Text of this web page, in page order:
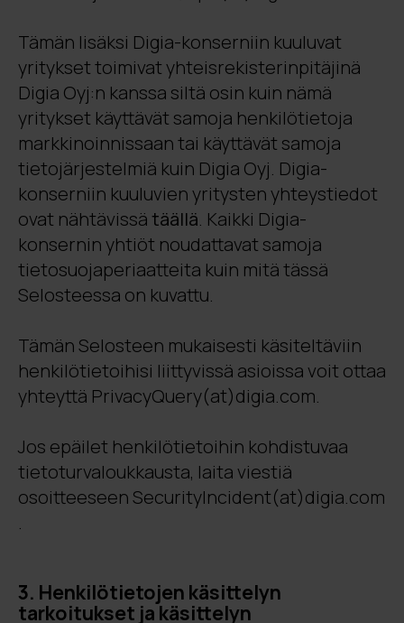
Tämän lisäksi Digia-konserniin kuuluvat
yritykset toimivat yhteisrekisterinpitäjinä
Digia Oyj:n kanssa siltä osin kuin nämä
yritykset käyttävät samoja henkilötietoja
markkinoinnissaan tai käyttävät samoja
tietojärjestelmiä kuin Digia Oyj. Digia-
konserniin kuuluvien yritysten yhteystiedot
ovat nähtävissä täällä. Kaikki Digia-
konsernin yhtiöt noudattavat samoja
tietosuojaperiaatteita kuin mitä tässä
Selosteessa on kuvattu.
Tämän Selosteen mukaisesti käsiteltäviin
henkilötietoihisi liittyvissä asioissa voit ottaa
yhteyttä PrivacyQuery(at)digia.com.
Jos epäilet henkilötietoihin kohdistuvaa
tietoturvaloukkausta, laita viestiä
osoitteeseenSecurityIncident(at)digia.com
.
3. Henkilötietojen käsittelyn
tarkoitukset ja käsittelyn